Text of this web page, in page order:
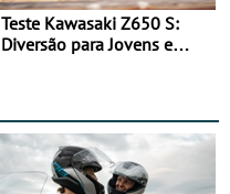
Teste Kawasaki Z650 S:
Diversão para Jovens e